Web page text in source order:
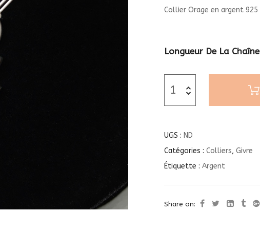
Collier Orage en argent 925
Longueur De La Chaîne
UGS : ND
Catégories : Colliers, Givre
Étiquette : Argent
Share on: